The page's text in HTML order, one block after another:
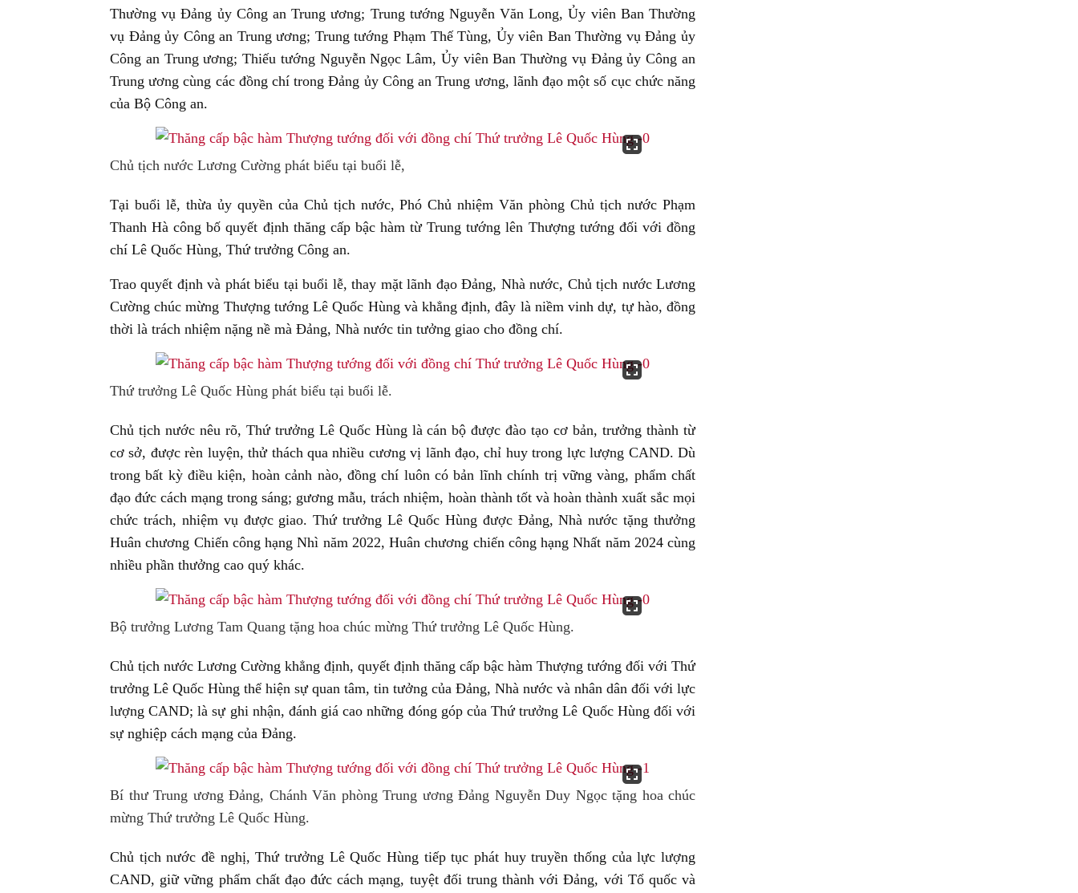
Thường vụ Đảng ủy Công an Trung ương; Trung tướng Nguyễn Văn Long, Ủy viên Ban Thường
vụ Đảng ủy Công an Trung ương; Trung tướng Phạm Thế Tùng, Ủy viên Ban Thường vụ Đảng ủy
Công an Trung ương; Thiếu tướng Nguyễn Ngọc Lâm, Ủy viên Ban Thường vụ Đảng ủy Công an
Trung ương cùng các đồng chí trong Đảng ủy Công an Trung ương, lãnh đạo một số cục chức năng
của Bộ Công an.
Chủ tịch nước Lương Cường phát biểu tại buổi lễ,
Tại buổi lễ, thừa ủy quyền của Chủ tịch nước, Phó Chủ nhiệm Văn phòng Chủ tịch nước Phạm
Thanh Hà công bố quyết định thăng cấp bậc hàm từ Trung tướng lên Thượng tướng đối với đồng
chí Lê Quốc Hùng, Thứ trưởng Công an.
Trao quyết định và phát biểu tại buổi lễ, thay mặt lãnh đạo Đảng, Nhà nước, Chủ tịch nước Lương
Cường chúc mừng Thượng tướng Lê Quốc Hùng và khẳng định, đây là niềm vinh dự, tự hào, đồng
thời là trách nhiệm nặng nề mà Đảng, Nhà nước tin tưởng giao cho đồng chí.
Thứ trưởng Lê Quốc Hùng phát biểu tại buổi lễ.
Chủ tịch nước nêu rõ, Thứ trưởng Lê Quốc Hùng là cán bộ được đào tạo cơ bản, trưởng thành từ
cơ sở, được rèn luyện, thử thách qua nhiều cương vị lãnh đạo, chỉ huy trong lực lượng CAND. Dù
trong bất kỳ điều kiện, hoàn cảnh nào, đồng chí luôn có bản lĩnh chính trị vững vàng, phẩm chất
đạo đức cách mạng trong sáng; gương mẫu, trách nhiệm, hoàn thành tốt và hoàn thành xuất sắc mọi
chức trách, nhiệm vụ được giao. Thứ trưởng Lê Quốc Hùng được Đảng, Nhà nước tặng thưởng
Huân chương Chiến công hạng Nhì năm 2022, Huân chương chiến công hạng Nhất năm 2024 cùng
nhiều phần thưởng cao quý khác.
Bộ trưởng Lương Tam Quang tặng hoa chúc mừng Thứ trưởng Lê Quốc Hùng.
Chủ tịch nước Lương Cường khẳng định, quyết định thăng cấp bậc hàm Thượng tướng đối với Thứ
trưởng Lê Quốc Hùng thể hiện sự quan tâm, tin tưởng của Đảng, Nhà nước và nhân dân đối với lực
lượng CAND; là sự ghi nhận, đánh giá cao những đóng góp của Thứ trưởng Lê Quốc Hùng đối với
sự nghiệp cách mạng của Đảng.
Bí thư Trung ương Đảng, Chánh Văn phòng Trung ương Đảng Nguyễn Duy Ngọc tặng hoa chúc
mừng Thứ trưởng Lê Quốc Hùng.
Chủ tịch nước đề nghị, Thứ trưởng Lê Quốc Hùng tiếp tục phát huy truyền thống của lực lượng
CAND, giữ vững phẩm chất đạo đức cách mạng, tuyệt đối trung thành với Đảng, với Tổ quốc và